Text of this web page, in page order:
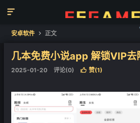

安卓软件  正文
几本免费小说app 解锁VIP去
2025-01-20 评论(0)  赞(1)